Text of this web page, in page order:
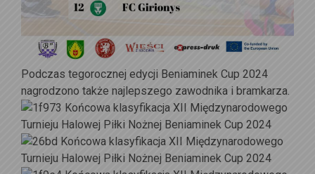
Podczas tegorocznej edycji Beniaminek Cup 2024
nagrodzono także najlepszego zawodnika i bramkarza.